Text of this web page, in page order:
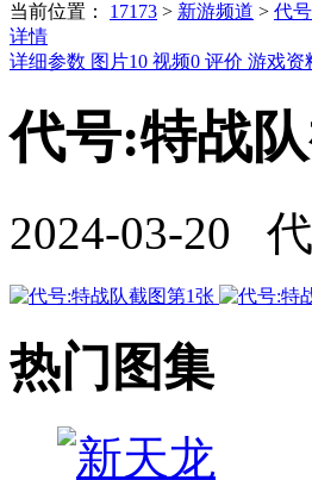
当前位置： 17173 > 新游频道 > 代
详情
详细参数 图片10 视频0 评价 游戏资
代号:特战
2024-03-20
热门图集